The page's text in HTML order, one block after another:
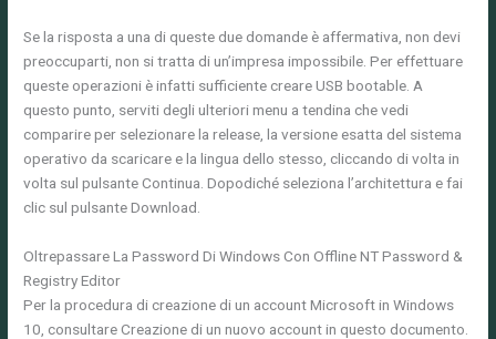
Se la risposta a una di queste due domande è affermativa, non devi
preoccuparti, non si tratta di un’impresa impossibile. Per effettuare
queste operazioni è infatti sufficiente creare USB bootable. A
questo punto, serviti degli ulteriori menu a tendina che vedi
comparire per selezionare la release, la versione esatta del sistema
operativo da scaricare e la lingua dello stesso, cliccando di volta in
volta sul pulsante Continua. Dopodiché seleziona l’architettura e fai
clic sul pulsante Download.
Oltrepassare La Password Di Windows Con Offline NT Password &
Registry Editor
Per la procedura di creazione di un account Microsoft in Windows
10, consultare Creazione di un nuovo account in questo documento.